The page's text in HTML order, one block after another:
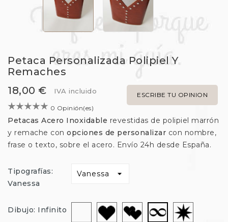
Petaca Personalizada Polipiel Y
Remaches
18,00 €
ESCRIBE TU OPINION
IVA incluido
0 Opinión(es)
Petacas Acero Inoxidable revestidas de polipiel marrón
y remache con opciones de personalizar con nombre,
frase o texto, sobre el acero. Envío 24h desde España.
Tipografías:
Vanessa
Dibujo: Infinito
Sin
Corazón Corazon-Infinito